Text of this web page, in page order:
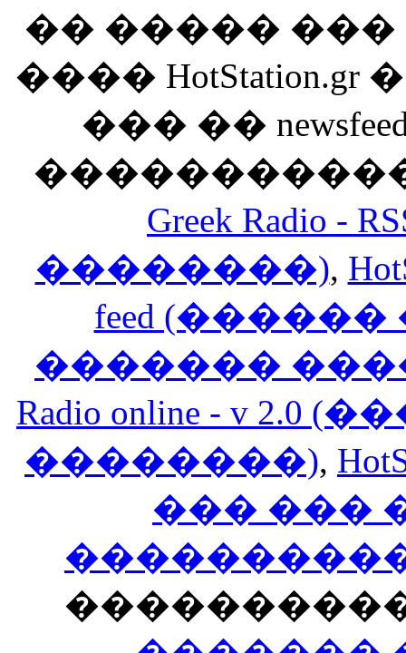
�� �����
����
��� ��
Greek Radio
��������),
feed
�������
Radio online - v
��������),
��� ���